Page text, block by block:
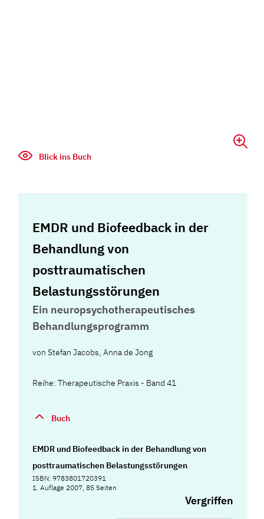
Blick ins Buch
EMDR und Biofeedback in der
Behandlung von
posttraumatischen
Belastungsstörungen
Ein neuropsychotherapeutisches
Behandlungsprogramm
vonStefan Jacobs,Anna de Jong
Reihe: Therapeutische Praxis - Band 41
Buch
EMDR und Biofeedback in der Behandlung von
posttraumatischen Belastungsstörungen
ISBN: 9783801720391
1. Auflage 2007, 85 Seiten
Vergriffen